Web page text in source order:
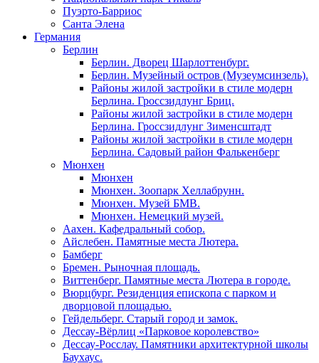
Пуэрто-Барриос
Санта Элена
Германия
Берлин
Берлин. Дворец Шарлоттенбург.
Берлин. Музейный остров (Музеумсинзель).
Районы жилой застройки в стиле модерн
Берлина. Гроссзидлунг Бриц.
Районы жилой застройки в стиле модерн
Берлина. Гроссзидлунг Зименсштадт
Районы жилой застройки в стиле модерн
Берлина. Садовый район Фалькенберг
Мюнхен
Мюнхен
Мюнхен. Зоопарк Хеллабрунн.
Мюнхен. Музей БМВ.
Мюнхен. Немецкий музей.
Аахен. Кафедральный собор.
Айслебен. Памятные места Лютера.
Бамберг
Бремен. Рыночная площадь.
Виттенберг. Памятные места Лютера в городе.
Вюрцбург. Резиденция епископа с парком и
дворцовой площадью.
Гейдельберг. Старый город и замок.
Дессау-Вёрлиц «Парковое королевство»
Дессау-Росслау. Памятники архитектурной школы
Баухаус.